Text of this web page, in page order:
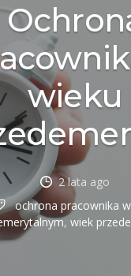
wieku
2 lata ago
ochrona pracownika
, wiek